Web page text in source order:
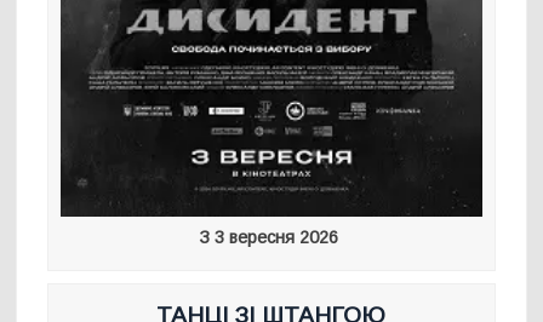
З 3 вересня 2026
ТАНЦІ ЗІ ШТАНГОЮ